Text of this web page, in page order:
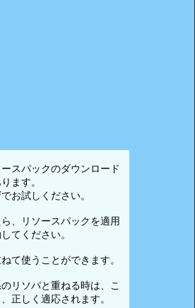
スパックのダウンロード
ます。
お試しください。
、リソースパックを適用
てください。
て使うことができます。
リソパと重ねる時は、こ
正しく適応されます。